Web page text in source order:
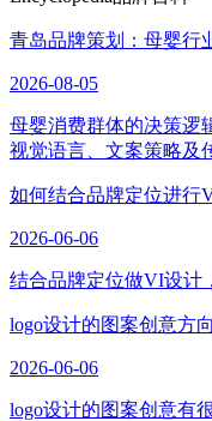
青岛品牌策划：母婴行
2026-08-05
母婴消费群体的决策逻
视觉语言、文案策略及
如何结合品牌定位进行
2026-06-06
结合品牌定位做VI设计
logo设计的图案创意方向
2026-06-06
logo设计的图案创意有